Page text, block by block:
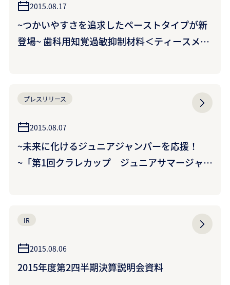
2015.08.17
~つかいやすさを追求したペーストタイプが新
登場~ 歯科用知覚過敏抑制材料＜ティースメイ
プレスリリース
2015.08.07
~未来に化けるジュニアジャンパーを応援！
~「第1回クラレカップ ジュニアサマージャン
IR
2015.08.06
2015年度第2四半期決算説明会資料